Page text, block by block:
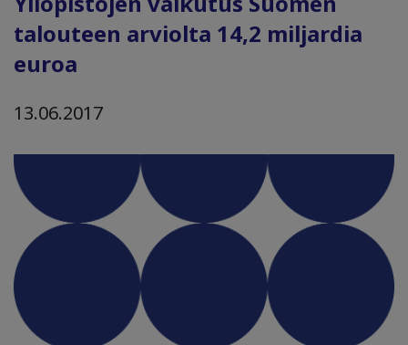
talouteen arviolta 14,2 miljardia
euroa
13.06.2017